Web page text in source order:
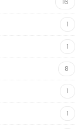
1
1
8
1
1